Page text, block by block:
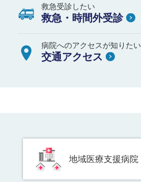
救急受診したい
救急・時間外受診
病院へのアクセスが知りたい
交通アクセス
地域医療支援病院